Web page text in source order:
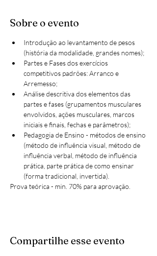
Sobre o evento
Introdução ao levantamento de pesos
(história da modalidade, grandes nomes);
Partes e Fases dos exercícios
competitivos padrões: Arranco e
Arremesso;
Análise descritiva dos elementos das
partes e fases (grupamentos musculares
envolvidos, ações musculares, marcos
iniciais e finais, fechas e parâmetros);
Pedagogia de Ensino - métodos de ensino
(método de influência visual, método de
influência verbal, método de influência
prática, parte prática de como ensinar
(forma tradicional, invertida).
Prova teórica - min. 70% para aprovação.
Compartilhe esse evento